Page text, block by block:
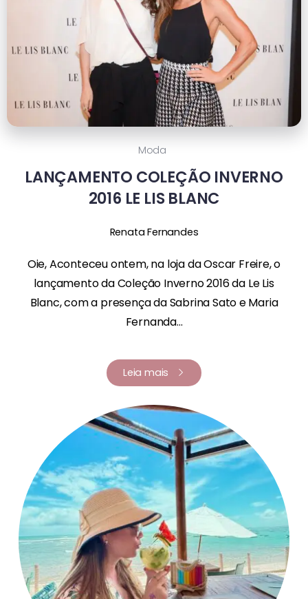
Moda
LANÇAMENTO COLEÇÃO INVERNO
2016 LE LIS BLANC
Renata Fernandes
Oie, Aconteceu ontem, na loja da Oscar Freire, o
lançamento da Coleção Inverno 2016 da Le Lis
Blanc, com a presença da Sabrina Sato e Maria
Fernanda...
Leia mais
Renata Fernandes